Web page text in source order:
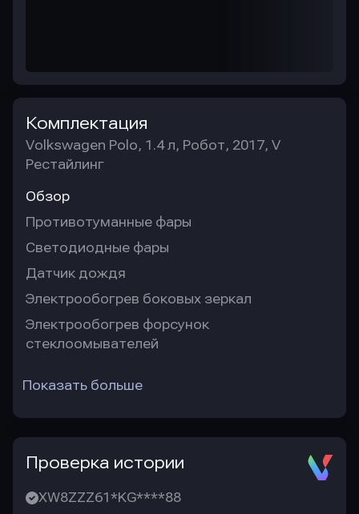
Комплектация
Volkswagen Polo, 1.4 л, Робот, 2017, V
Рестайлинг
Обзор
Противотуманные фары
Светодиодные фары
Датчик дождя
Электрообогрев боковых зеркал
Электрообогрев форсунок
стеклоомывателей
Показать больше
Проверка истории
XW8ZZZ61*KG****88